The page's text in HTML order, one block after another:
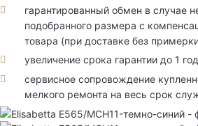
гарантированный обмен в случае
подобранного размера с
товара (при доставке без
увеличение срока гарантии до 1
сервисное сопровождение
мелкого ремонта на весь срок